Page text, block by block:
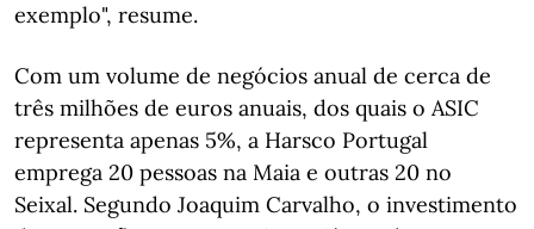
exemplo", resume.
Com um volume de negócios anual de cerca de
três milhões de euros anuais, dos quais o ASIC
representa apenas 5%, a Harsco Portugal
emprega 20 pessoas na Maia e outras 20 no
Seixal. Segundo Joaquim Carvalho, o investimento